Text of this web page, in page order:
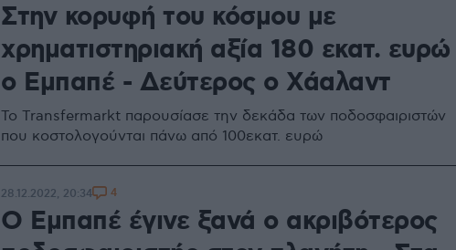
Στην κορυφή του κόσμου με
χρηματιστηριακή αξία 180 εκατ. ευρώ
ο Εμπαπέ - Δεύτερος ο Χάαλαντ
Το Transfermarkt παρουσίασε την δεκάδα των ποδοσφαιριστών
που κοστολογούνται πάνω από 100εκατ. ευρώ
O Εμπαπέ έγινε ξανά ο ακριβότερος
28.12.2022, 20:34 4